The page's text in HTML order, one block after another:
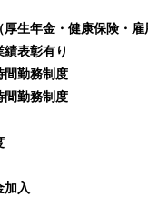
生年金・健康保険・雇
績表彰有り
間勤務制度
間勤務制度
加入